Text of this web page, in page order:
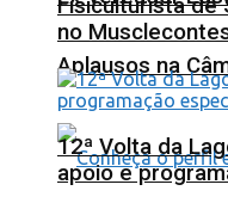
Aplausos na
Fisiculturista de
no
12ª Volta da
apoio e